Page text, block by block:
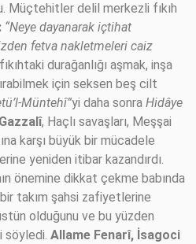
Müçtehitler delil merkezli fıkıh
“Neye dayanarak içtihat
fetva nakletmeleri caiz
durağanlığı aşmak, inşa
için seksen beş cilt
Müntehî”yi daha sonra Hidâye
Gazzalî, Haçlı savaşları, Meşşai
karşı büyük bir mücadele
yeniden itibar kazandırdı.
önemine dikkat çekme babında
takım şahsi zafiyetlerine
olduğunu ve bu yüzden
söyledi. Allame Fenarî, İsagoci